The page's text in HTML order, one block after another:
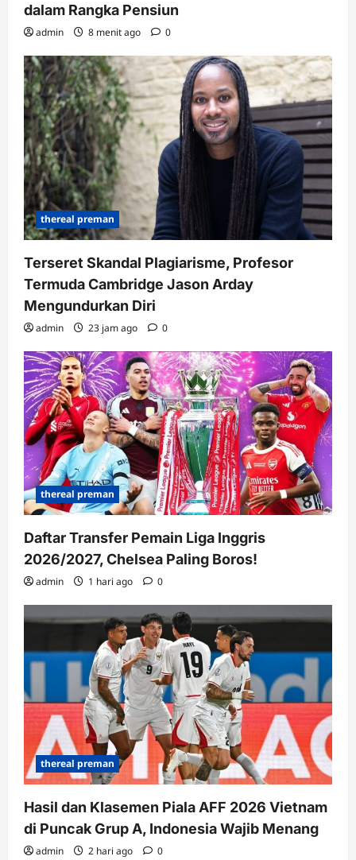
dalam Rangka Pensiun
admin 8 menit ago 0
thereal preman
Terseret Skandal Plagiarisme, Profesor
Termuda Cambridge Jason Arday
Mengundurkan Diri
admin 23 jam ago 0
thereal preman
Daftar Transfer Pemain Liga Inggris
2026/2027, Chelsea Paling Boros!
admin 1 hari ago 0
thereal preman
Hasil dan Klasemen Piala AFF 2026 Vietnam
di Puncak Grup A, Indonesia Wajib Menang
admin 2 hari ago 0